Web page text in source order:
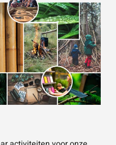
Vraag of opmerking*
Wat is 5 + 5?*